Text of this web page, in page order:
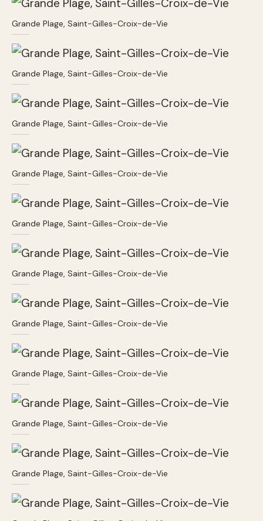
Grande Plage, Saint-Gilles-Croix-de-Vie
Grande Plage, Saint-Gilles-Croix-de-Vie
Grande Plage, Saint-Gilles-Croix-de-Vie
Grande Plage, Saint-Gilles-Croix-de-Vie
Grande Plage, Saint-Gilles-Croix-de-Vie
Grande Plage, Saint-Gilles-Croix-de-Vie
Grande Plage, Saint-Gilles-Croix-de-Vie
Grande Plage, Saint-Gilles-Croix-de-Vie
Grande Plage, Saint-Gilles-Croix-de-Vie
Grande Plage, Saint-Gilles-Croix-de-Vie